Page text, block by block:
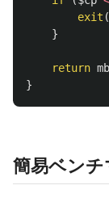
exit (
}
return
}
簡易ベンチ